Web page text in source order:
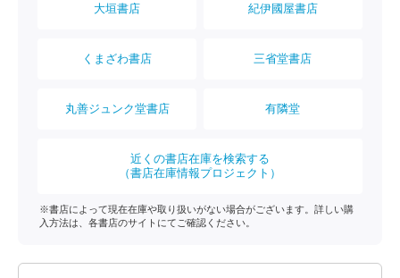
大垣書店 紀伊國屋書店
くまざわ書店 三省堂書店
丸善ジュンク堂書店 有隣堂
近くの書店在庫を検索する
（書店在庫情報プロジェクト）
※書店によって現在在庫や取り扱いがない場合がございます。詳しい購
入方法は、各書店のサイトにてご確認ください。